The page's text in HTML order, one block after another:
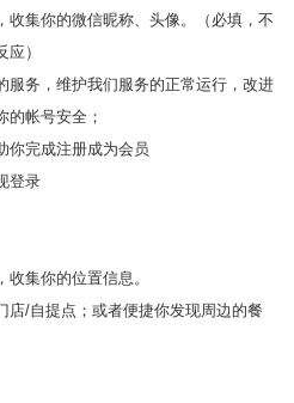
收集你的微信昵称、头像。（必填，不
）
服务，维护我们服务的正常运行，改进
的帐号安全；
你完成注册成为会员
登录
集你的位置信息。
店/自提点；或者便捷你发现周边的餐